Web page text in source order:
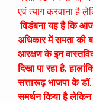
एवं त्याग करवाना है
विडंबना यह है कि आज
अधिकार में समता की
आरक्षण के इन
दिखा पा रहा है.
सत्तारूढ़ भाजपा के
समर्थन किया है